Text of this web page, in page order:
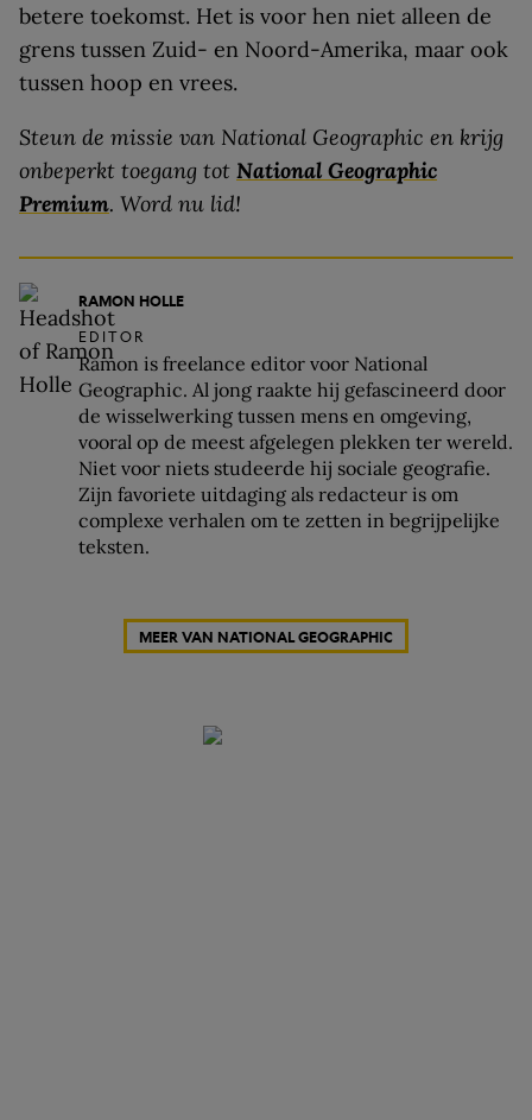
betere toekomst. Het is voor hen niet alleen de
grens tussen Zuid- en Noord-Amerika, maar ook
tussen hoop en vrees.
Steun de missie van National Geographic en krijg
onbeperkt toegang tot National Geographic
Premium. Word nu lid!
RAMON HOLLE
EDITOR
Ramon is freelance editor voor National
Geographic. Al jong raakte hij gefascineerd door
de wisselwerking tussen mens en omgeving,
vooral op de meest afgelegen plekken ter wereld.
Niet voor niets studeerde hij sociale geografie.
Zijn favoriete uitdaging als redacteur is om
complexe verhalen om te zetten in begrijpelijke
teksten.
MEER VAN NATIONAL GEOGRAPHIC